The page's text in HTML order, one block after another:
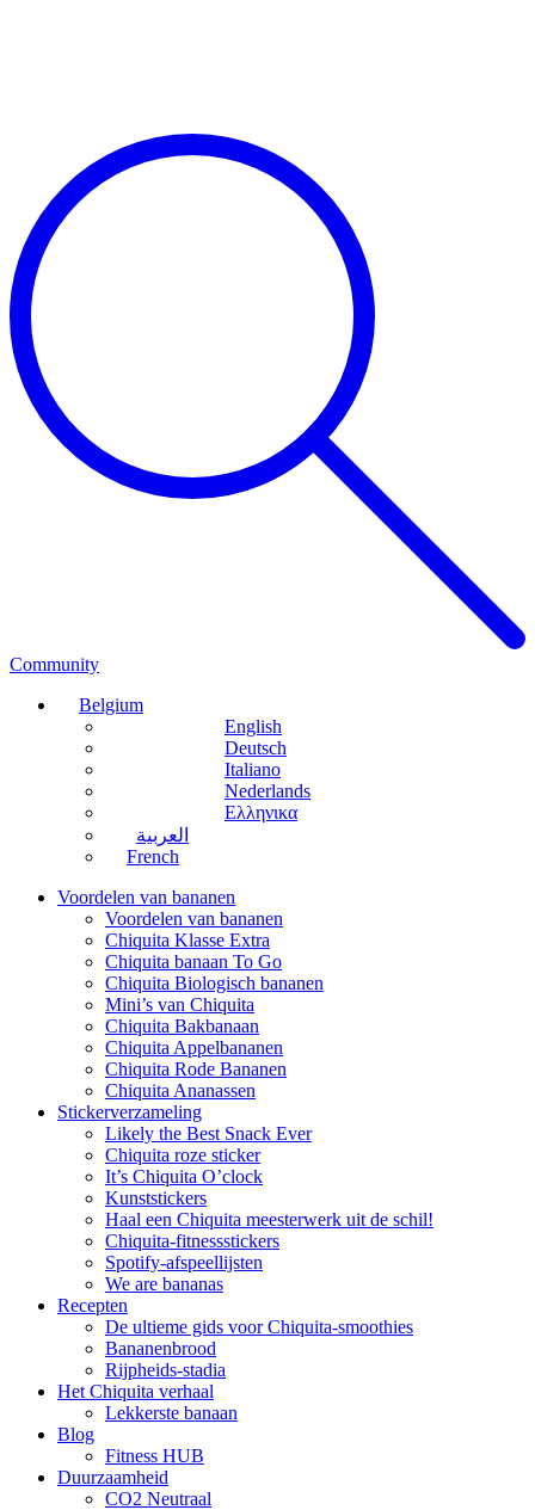
Community
Belgium
English
Deutsch
Italiano
Nederlands
Ελληνικα
العربية
French
Voordelen van bananen
Voordelen van bananen
Chiquita Klasse Extra
Chiquita banaan To Go
Chiquita Biologisch bananen
Mini’s van Chiquita
Chiquita Bakbanaan
Chiquita Appelbananen
Chiquita Rode Bananen
Chiquita Ananassen
Stickerverzameling
Likely the Best Snack Ever
Chiquita roze sticker
It’s Chiquita O’clock
Kunststickers
Haal een Chiquita meesterwerk uit de schil!
Chiquita-fitnessstickers
Spotify-afspeellijsten
We are bananas
Recepten
De ultieme gids voor Chiquita-smoothies
Bananenbrood
Rijpheids-stadia
Het Chiquita verhaal
Lekkerste banaan
Blog
Fitness HUB
Duurzaamheid
CO2 Neutraal